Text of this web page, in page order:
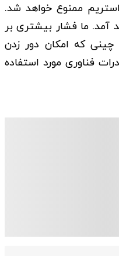
ممنوع خواهد شد.
ما فشار بیشتری بر
چینی که امکان دور زدن
فناوری مورد استفاده